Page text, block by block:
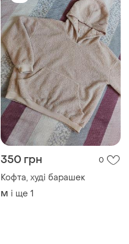
350 грн 0
Кофта, худі барашек
M і ще 1